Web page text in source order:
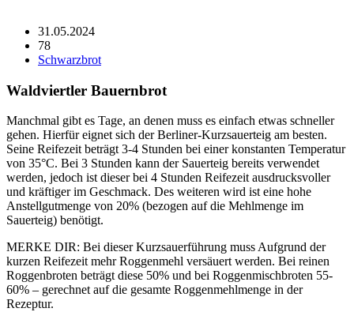
31.05.2024
78
Schwarzbrot
Waldviertler Bauernbrot
Manchmal gibt es Tage, an denen muss es einfach etwas schneller
gehen. Hierfür eignet sich der Berliner-Kurzsauerteig am besten.
Seine Reifezeit beträgt 3-4 Stunden bei einer konstanten Temperatur
von 35°C. Bei 3 Stunden kann der Sauerteig bereits verwendet
werden, jedoch ist dieser bei 4 Stunden Reifezeit ausdrucksvoller
und kräftiger im Geschmack. Des weiteren wird ist eine hohe
Anstellgutmenge von 20% (bezogen auf die Mehlmenge im
Sauerteig) benötigt.
MERKE DIR: Bei dieser Kurzsauerführung muss Aufgrund der
kurzen Reifezeit mehr Roggenmehl versäuert werden. Bei reinen
Roggenbroten beträgt diese 50% und bei Roggenmischbroten 55-
60% – gerechnet auf die gesamte Roggenmehlmenge in der
Rezeptur.